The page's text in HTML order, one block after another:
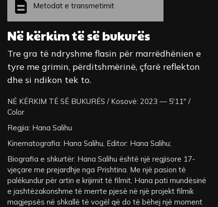
Metodat e transmetimit
Në kërkim të së bukurës
Tre gra të ndryshme flasin për marrëdhënien e
tyre me grimin, përditshmërinë, çfarë reflekton
dhe si ndikon tek to.
NË KËRKIM TË SË BUKURËS / Kosovë: 2023 — 5'11" /
Color
Regjia: Hana Salihu
Kinematografia: Hana Salihu, Editor: Hana Salihu;
Biografia e shkurtër: Hana Salihu është një regjisore 17-
vjeçare me prejardhje nga Prishtina. Me një pasion të
palëkundur për artin e krijimit të filmit, Hana pati mundësinë
e jashtëzakonshme të merrte pjesë në një projekt filmik
magjepsës në shkallë të vogël që do të bëhej një moment